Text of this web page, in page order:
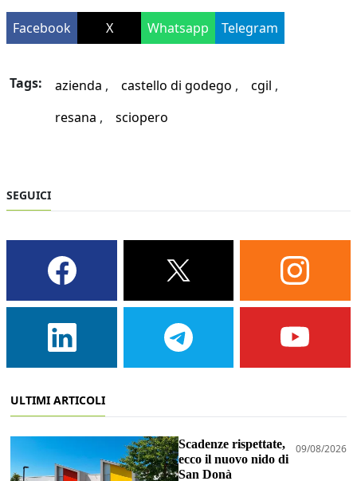
Facebook X Whatsapp Telegram
Tags: azienda castello di godego
cgil
resana
sciopero
SEGUICI
ULTIMI ARTICOLI
Scadenze rispettate,
ecco il nuovo nido di
San Donà
09/08/2026